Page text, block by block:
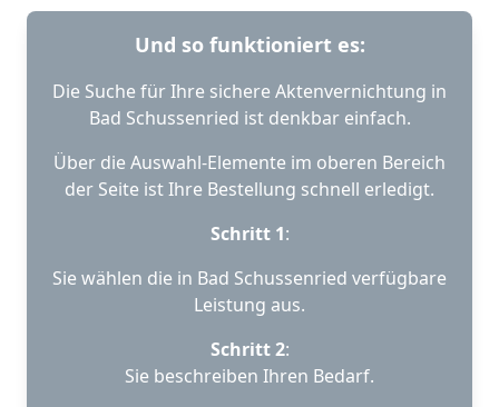
Und so funktioniert es:
Die Suche für Ihre sichere Aktenvernichtung in
Bad Schussenried ist denkbar einfach.
Über die Auswahl-Elemente im oberen Bereich
der Seite ist Ihre Bestellung schnell erledigt.
Schritt 1:
Sie wählen die in Bad Schussenried verfügbare
Leistung aus.
Schritt 2:
Sie beschreiben Ihren Bedarf.